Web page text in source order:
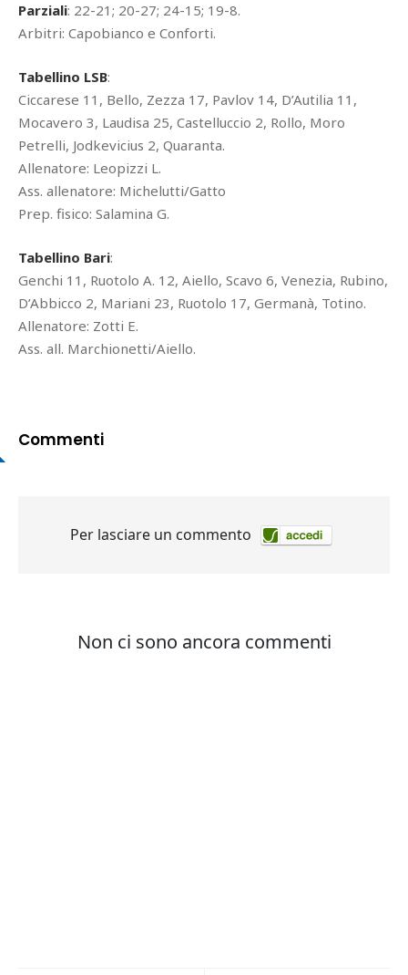
Parziali: 22-21; 20-27; 24-15; 19-8.
Arbitri: Capobianco e Conforti.
Tabellino LSB:
Ciccarese 11, Bello, Zezza 17, Pavlov 14, D’Autilia 11,
Mocavero 3, Laudisa 25, Castelluccio 2, Rollo, Moro
Petrelli, Jodkevicius 2, Quaranta.
Allenatore: Leopizzi L.
Ass. allenatore: Michelutti/Gatto
Prep. fisico: Salamina G.
Tabellino Bari:
Genchi 11, Ruotolo A. 12, Aiello, Scavo 6, Venezia, Rubino,
D’Abbicco 2, Mariani 23, Ruotolo 17, Germanà, Totino.
Allenatore: Zotti E.
Ass. all. Marchionetti/Aiello.
Commenti